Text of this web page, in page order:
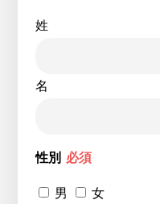
姓
名
性別 必須
男 女